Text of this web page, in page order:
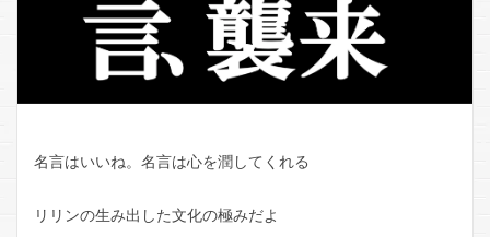
名言はいいね。名言は心を潤してくれる
リリンの生み出した文化の極みだよ